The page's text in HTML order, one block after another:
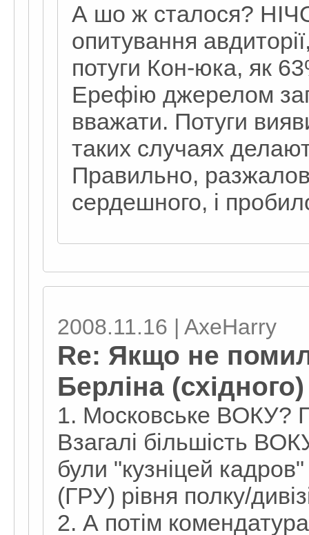
А шо ж сталося?
опитування
потуги Кон-юка, як
Ерефію джерелом
вважати. Потуги
таких случаях
Правильно,
сердешного, і
2008.11.16 | AxeHarry
Re: Якщо не
Берліна (східного)
1. Московське ВОКУ?
Взагалі більшість
були "кузніцей
(ГРУ) рівня полку/
2. А потім